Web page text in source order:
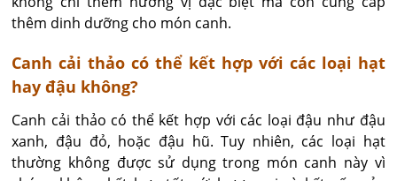
thêm dinh dưỡng cho món canh.
Canh cải thảo có thể kết hợp với các loại hạt
hay đậu không?
Canh cải thảo có thể kết hợp với các loại đậu như đậu
xanh, đậu đỏ, hoặc đậu hũ. Tuy nhiên, các loại hạt
thường không được sử dụng trong món canh này vì